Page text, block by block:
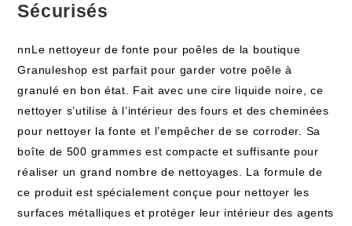
Sécurisés
nnLe nettoyeur de fonte pour poêles de la boutique
Granuleshop est parfait pour garder votre poêle à
granulé en bon état. Fait avec une cire liquide noire, ce
nettoyer s’utilise à l’intérieur des fours et des cheminées
pour nettoyer la fonte et l’empêcher de se corroder. Sa
boîte de 500 grammes est compacte et suffisante pour
réaliser un grand nombre de nettoyages. La formule de
ce produit est spécialement conçue pour nettoyer les
surfaces métalliques et protéger leur intérieur des agents